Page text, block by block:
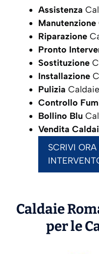
Assistenza
Manutenzione
Riparazione
Pronto
Sostituzione
Installazione
Pulizia
Controllo
Bollino Blu
Vendita
SCRIVI
Caldaie
per le